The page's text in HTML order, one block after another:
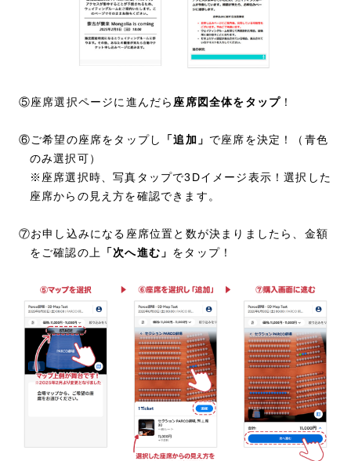
⑤座席選択ページに進んだら 座席図全体をタップ ！
⑥ご希望の座席をタップし 「追加」 で座席を決定！（青色
のみ選択可）
※座席選択時、写真タップで3Dイメージ表示！選択した
座席からの見え方を確認できます。
⑦お申し込みになる座席位置と数が決まりましたら、金額
をご確認の上 「次へ進む」 をタップ！